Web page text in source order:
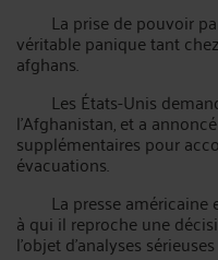
La prise de pouvoir
véritable panique tant
afghans.
Les États-Unis
l’Afghanistan, et a
supplémentaires pour
évacuations.
La presse américaine
à qui il reproche une
l’objet d’analyses